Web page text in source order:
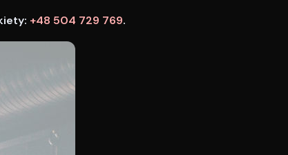
+48 504 729 769.